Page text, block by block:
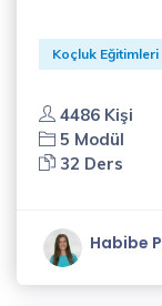
Koçluk Eğitimleri
4486 Kişi
5 Modül
32 Ders
Habibe